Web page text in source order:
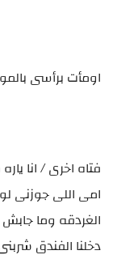
اومأت برأسى
امى اللى جوزنى
الغردقه وما
دخلنا الفندق